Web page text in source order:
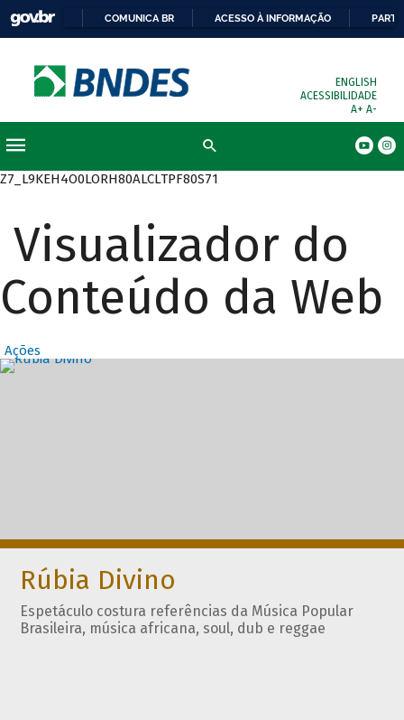
COMUNICA BR ACESSO À INFORMAÇÃO
ENGLISH
ACESSIBILIDADE
A+ A-
Z7_L9KEH4O0LORH80ALCLTPF80S71
Visualizador do
Conteúdo da Web
Ações
Destaques
Rúbia Divino
Espetáculo costura referências da Música Popular
Brasileira, música africana, soul, dub e reggae